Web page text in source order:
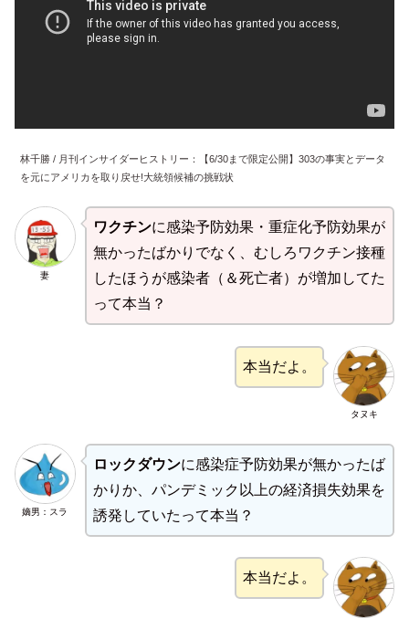
林千勝 / 月刊インサイダーヒストリー：【6/30まで限定公開】303の事実とデータ
を元にアメリカを取り戻せ!大統領候補の挑戦状
妻
ワクチンに感染予防効果・重症化予防効果が
無かったばかりでなく、むしろワクチン接種
したほうが感染者（＆死亡者）が増加してた
って本当？
タヌキ
本当だよ。
嫡男：スラ
ロックダウンに感染症予防効果が無かったば
かりか、パンデミック以上の経済損失効果を
誘発していたって本当？
本当だよ。